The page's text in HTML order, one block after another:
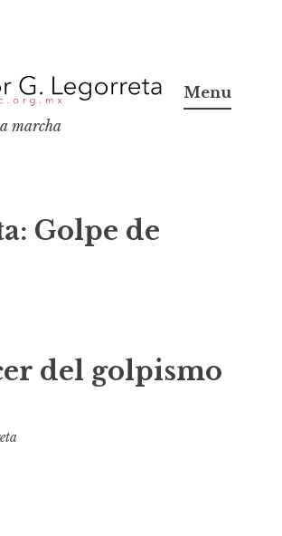
marcha
Menu
Golpe de
del golpismo